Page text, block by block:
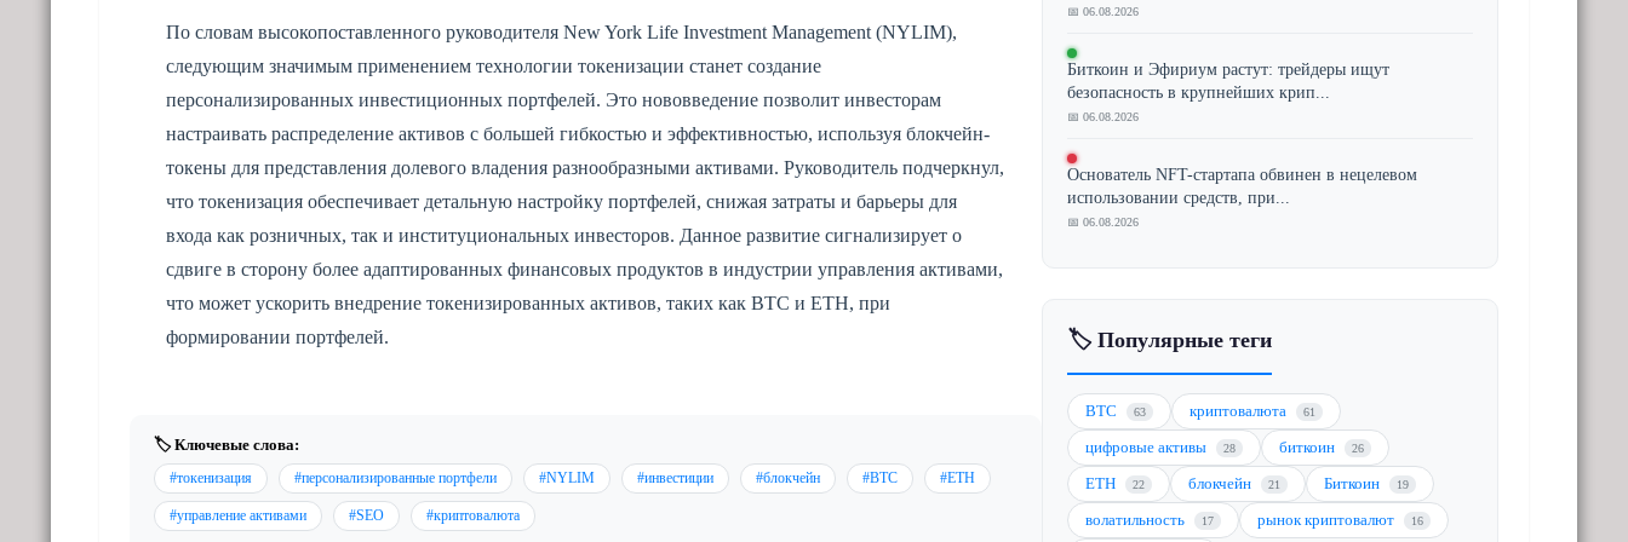
По словам высокопоставленного руководителя New York Life Investment Management (NYLIM),
следующим значимым применением технологии токенизации станет создание
персонализированных инвестиционных портфелей. Это нововведение позволит инвесторам
настраивать распределение активов с большей гибкостью и эффективностью, используя блокчейн-
токены для представления долевого владения разнообразными активами. Руководитель подчеркнул,
что токенизация обеспечивает детальную настройку портфелей, снижая затраты и барьеры для
входа как розничных, так и институциональных инвесторов. Данное развитие сигнализирует о
сдвиге в сторону более адаптированных финансовых продуктов в индустрии управления активами,
что может ускорить внедрение токенизированных активов, таких как BTC и ETH, при
формировании портфелей.
🏷️ Ключевые слова:
#токенизация #персонализированные портфели #NYLIM #инвестиции #блокчейн #BTC #ETH
#управление активами #SEO #криптовалюта
📅 06.08.2026
Биткоин и Эфириум растут: трейдеры ищут
безопасность в крупнейших крип...
📅 06.08.2026
Основатель NFT-стартапа обвинен в нецелевом
использовании средств, при...
📅 06.08.2026
🏷️ Популярные теги
BTC 63 криптовалюта 61
цифровые активы 28 биткоин 26
ETH 22 блокчейн 21 Биткоин 19
волатильность 17 рынок криптовалют 16